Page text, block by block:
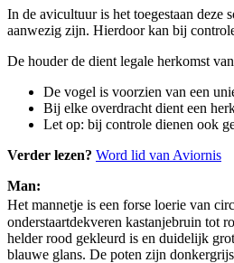
In de avicultuur is het toegestaan
aanwezig zijn. Hierdoor kan bij
De houder de dient legale herkomst
De vogel is voorzien van een
Bij elke overdracht dient een
Let op: bij controle dienen ook
Verder lezen? Word lid van Aviornis
Man:
Het mannetje is een forse loerie van
onderstaartdekveren kastanjebruin tot
helder rood gekleurd is en duidelijk
blauwe glans. De poten zijn